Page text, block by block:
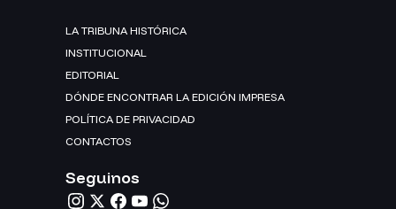
LA TRIBUNA HISTÓRICA
INSTITUCIONAL
EDITORIAL
DÓNDE ENCONTRAR LA EDICIÓN IMPRESA
POLÍTICA DE PRIVACIDAD
CONTACTOS
Seguinos